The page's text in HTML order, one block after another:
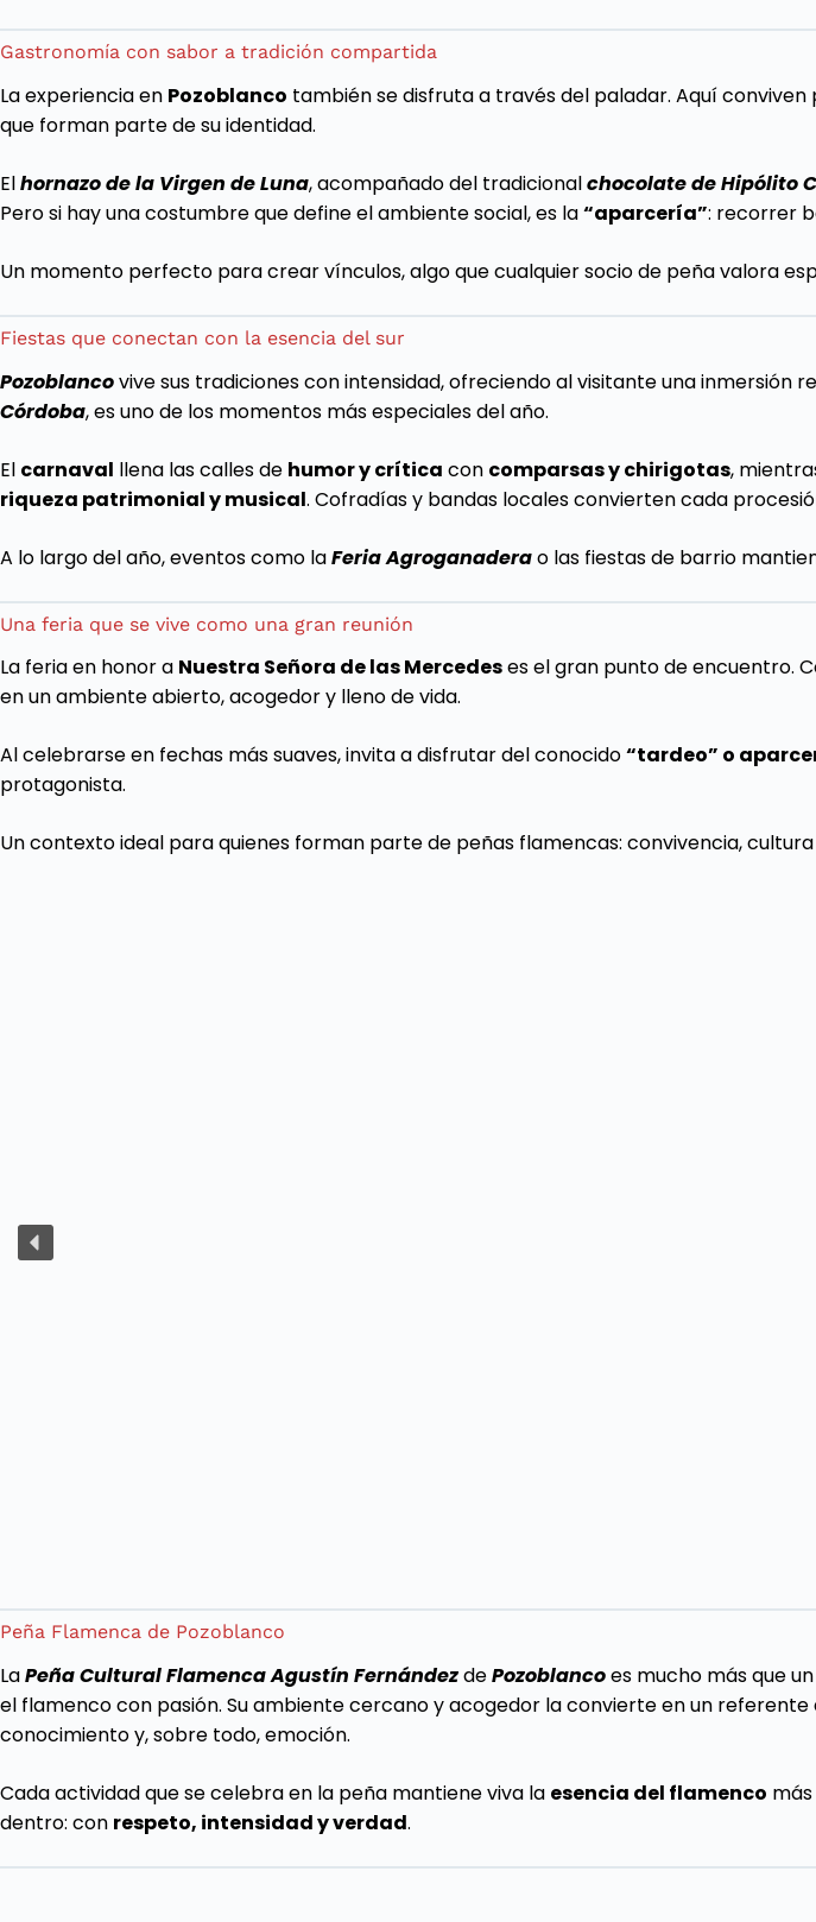
Gastronomía con sabor a tradición compartida
La experiencia en Pozoblanco también se disfruta a través del paladar. Aquí
que forman parte de su identidad.
Elhornazo de la Virgen de Luna, acompañado del tradicionalchocolate de Hipólito
Pero si hay una costumbre que define el ambiente social, es la“aparcería”: recorrer
Un momento perfecto para crear vínculos, algo que cualquier socio de peña valora
Fiestas que conectan con la esencia del sur
Pozoblancovive sus tradiciones con intensidad, ofreciendo al visitante una inmersión
Córdoba, es uno de los momentos más especiales del año.
El carnaval llena las calles de humor y crítica con comparsas y chirigotas,
riqueza patrimonial y musical. Cofradías y bandas locales convierten cada
A lo largo del año, eventos como laFeria Agroganaderao las fiestas de barrio
Una feria que se vive como una gran reunión
La feria en honor a Nuestra Señora de las Mercedeses el gran punto de encuentro.
en un ambiente abierto, acogedor y lleno de vida.
Al celebrarse en fechas más suaves, invita a disfrutar del conocido“tardeo” o
protagonista.
Un contexto ideal para quienes forman parte de peñas flamencas: convivencia,
Peña Flamenca de Pozoblanco
LaPeña Cultural Flamenca Agustín FernándezdePozoblancoes mucho más que
el flamenco con pasión. Su ambiente cercano y acogedor la convierte en un
conocimiento y, sobre todo, emoción.
Cada actividad que se celebra en la peña mantiene viva la esencia del flamenco
dentro: con respeto, intensidad y verdad.